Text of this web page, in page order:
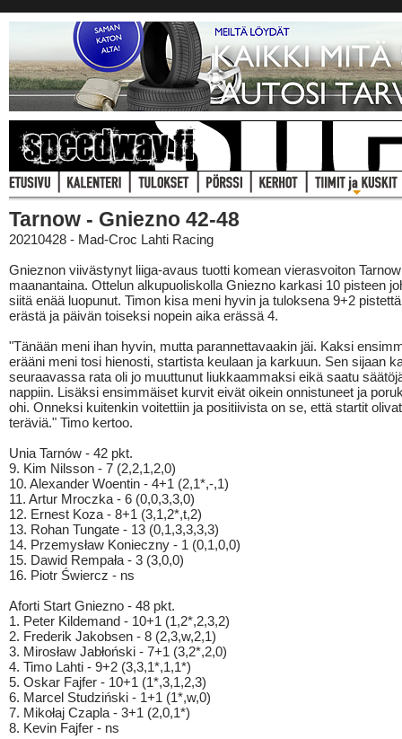
Tarnow - Gniezno 42-48
20210428 - Mad-Croc Lahti Racing
Gnieznon viivästynyt liiga-avaus tuotti komean vierasvoiton
maanantaina. Ottelun alkupuoliskolla Gniezno karkasi 10 pisteen
siitä enää luopunut. Timon kisa meni hyvin ja tuloksena 9+2
erästä ja päivän toiseksi nopein aika erässä 4.
"Tänään meni ihan hyvin, mutta parannettavaakin jäi. Kaksi
erääni meni tosi hienosti, startista keulaan ja karkuun. Sen sijaan
seuraavassa rata oli jo muuttunut liukkaammaksi eikä saatu
nappiin. Lisäksi ensimmäiset kurvit eivät oikein onnistuneet ja
ohi. Onneksi kuitenkin voitettiin ja positiivista on se, että startit
teräviä." Timo kertoo.
Unia Tarnów - 42 pkt.
9. Kim Nilsson - 7 (2,2,1,2,0)
10. Alexander Woentin - 4+1 (2,1*,-,1)
11. Artur Mroczka - 6 (0,0,3,3,0)
12. Ernest Koza - 8+1 (3,1,2*,t,2)
13. Rohan Tungate - 13 (0,1,3,3,3,3)
14. Przemysław Konieczny - 1 (0,1,0,0)
15. Dawid Rempała - 3 (3,0,0)
16. Piotr Świercz - ns
Aforti Start Gniezno - 48 pkt.
1. Peter Kildemand - 10+1 (1,2*,2,3,2)
2. Frederik Jakobsen - 8 (2,3,w,2,1)
3. Mirosław Jabłoński - 7+1 (3,2*,2,0)
4. Timo Lahti - 9+2 (3,3,1*,1,1*)
5. Oskar Fajfer - 10+1 (1*,3,1,2,3)
6. Marcel Studziński - 1+1 (1*,w,0)
7. Mikołaj Czapla - 3+1 (2,0,1*)
8. Kevin Fajfer - ns